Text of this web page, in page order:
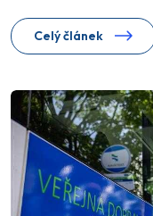
Celý článek